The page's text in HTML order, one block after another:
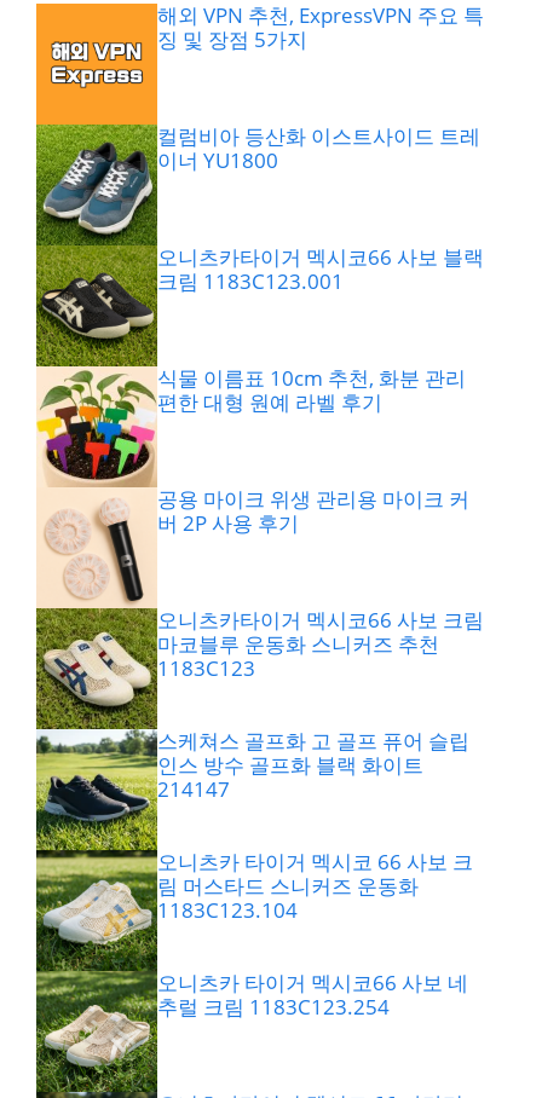
해외 VPN 추천, ExpressVPN 주요 특
징 및 장점 5가지
컬럼비아 등산화 이스트사이드 트레
이너 YU1800
오니츠카타이거 멕시코66 사보 블랙
크림 1183C123.001
식물 이름표 10cm 추천, 화분 관리
편한 대형 원예 라벨 후기
공용 마이크 위생 관리용 마이크 커
버 2P 사용 후기
오니츠카타이거 멕시코66 사보 크림
마코블루 운동화 스니커즈 추천
1183C123
스케쳐스 골프화 고 골프 퓨어 슬립
인스 방수 골프화 블랙 화이트
214147
오니츠카 타이거 멕시코 66 사보 크
림 머스타드 스니커즈 운동화
1183C123.104
오니츠카 타이거 멕시코66 사보 네
추럴 크림 1183C123.254